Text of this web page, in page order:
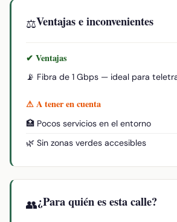
⚖️Ventajas e inconvenientes
✔ Ventajas
📡 Fibra de 1 Gbps — ideal para
⚠ A tener en cuenta
🏥 Pocos servicios en el entorno
🌿 Sin zonas verdes accesibles
👥¿Para quién es esta calle?